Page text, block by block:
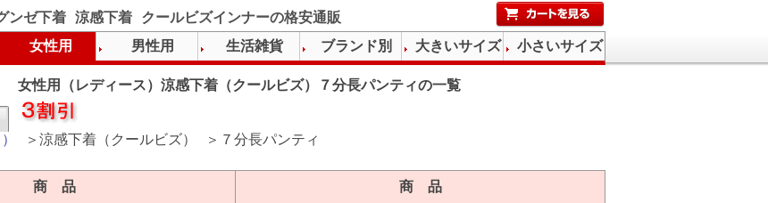
ンゼ下着 涼感下着 クールビズインナーの格安通販
女性用（レディース）涼感下着（クールビズ）７分長パンティの一覧
＞涼感下着（クールビズ） ＞７分長パンティ
商 品 商 品
女性用 男性用 生活雑貨 ブランド別 大きいサイズ 小さいサイズ